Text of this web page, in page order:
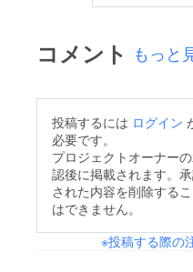
コメント もっと
投稿するには ログイン
必要です。
プロジェクトオーナー
認後に掲載されます。
された内容を削除するこ
はできません。
※投稿する際の